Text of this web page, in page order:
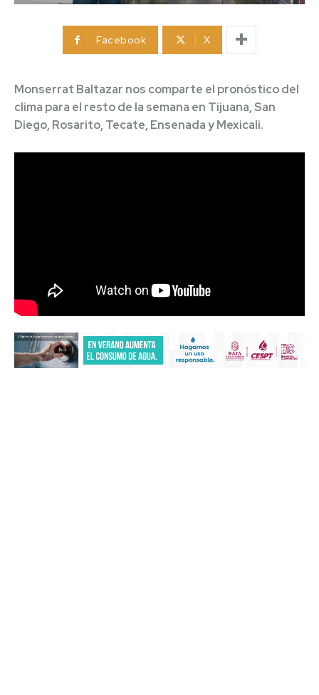
Facebook X
Monserrat Baltazar nos comparte el pronóstico del
clima para el resto de la semana en Tijuana, San
Diego, Rosarito, Tecate, Ensenada y Mexicali.